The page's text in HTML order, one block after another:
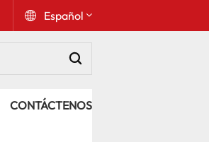
Español
Русский
CONTÁCTENOS